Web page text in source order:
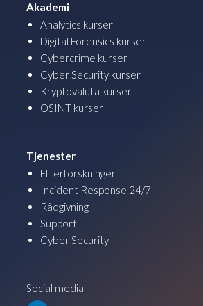
Akademi
Analytics kurser
Digital Forensics kurser
Cybercrime kurser
Cyber Security kurser
Kryptovaluta kurser
OSINT kurser
Tjenester
Efterforskninger
Incident Response 24/7
Rådgivning
Support
Cyber Security
Social media